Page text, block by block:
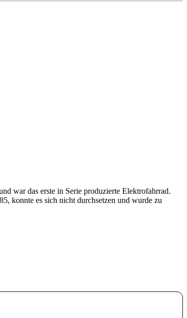
war das erste in Serie produzierte Elektrofahrrad.
konnte es sich nicht durchsetzen und wurde zu